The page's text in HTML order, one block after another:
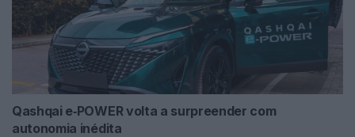
Qashqai e‑POWER volta a surpreender com
autonomia inédita